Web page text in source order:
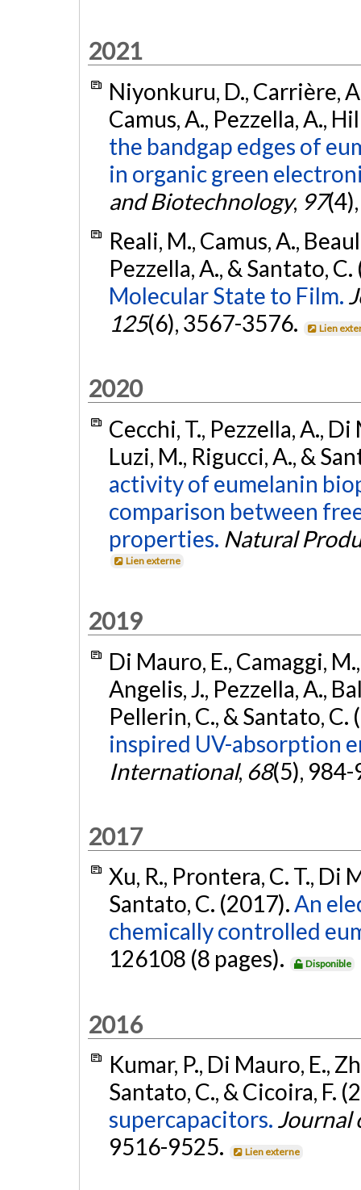
2021
Niyonkuru, D., Carrière,
Camus, A., Pezzella, A.,
the bandgap edges of
in organic green
and Biotechnology, 97
Reali, M., Camus, A.,
Pezzella, A., & Santato,
Molecular State to Film.
125(6), 3567-3576. Lien
2020
Cecchi, T., Pezzella, A.,
Luzi, M., Rigucci, A., &
activity of eumelanin
comparison between
properties. Natural
Lien externe
2019
Di Mauro, E., Camaggi,
Angelis, J., Pezzella, A.,
Pellerin, C., & Santato, C.
inspired UV-absorption
International, 68(5),
2017
Xu, R., Prontera, C. T., Di
Santato, C. (2017).An
chemically controlled
126108 (8 pages).
Disponible
2016
Kumar, P., Di Mauro, E.,
Santato, C., & Cicoira, F.
supercapacitors. Journal
9516-9525.
Lien externe